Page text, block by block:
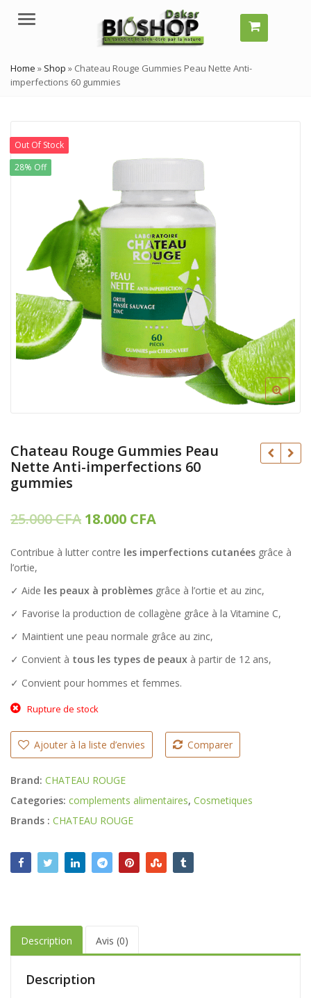
Menu
Home » Shop » Chateau Rouge Gummies Peau Nette Anti-
imperfections 60 gummies
Out Of Stock
28% Off
Chateau Rouge Gummies Peau
Nette Anti-imperfections 60
gummies
18.000CFA
25.000CFA
CFA
25.000CFA Le
initial
était :
25.000 CFA.
18.000 CFALe
actuel
est :
18.000 CFA.
Contribue à lutter contre les imperfections cutanées grâce à
l’ortie,
✓ Aide les peaux à problèmes grâce à l’ortie et au zinc,
✓ Favorise la production de collagène grâce à la Vitamine C,
✓ Maintient une peau normale grâce au zinc,
✓ Convient à tous les types de peaux à partir de 12 ans,
✓ Convient pour hommes et femmes.
Rupture de stock
Ajouter à la liste d’envies Comparer
Brand: CHATEAU ROUGE
Categories: complements alimentaires, Cosmetiques
Brands : CHATEAU ROUGE
Description Avis (0)
Description